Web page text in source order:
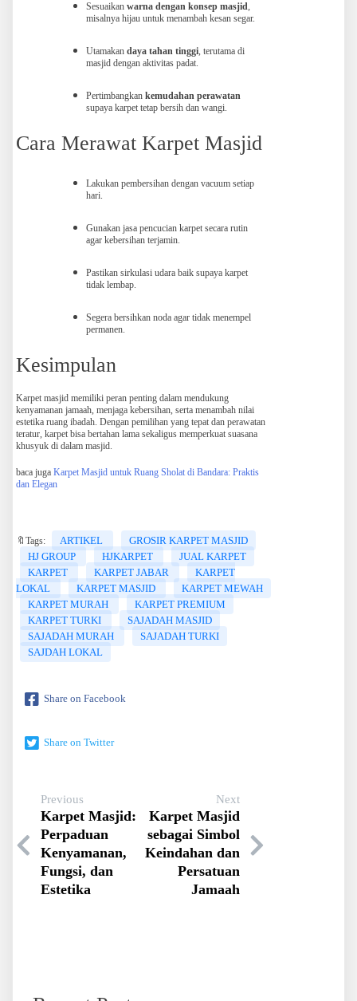
Sesuaikan warna dengan konsep masjid,
misalnya hijau untuk menambah kesan segar.
Utamakan daya tahan tinggi, terutama di
masjid dengan aktivitas padat.
Pertimbangkan kemudahan perawatan
supaya karpet tetap bersih dan wangi.
Cara Merawat Karpet Masjid
Lakukan pembersihan dengan vacuum setiap
hari.
Gunakan jasa pencucian karpet secara rutin
agar kebersihan terjamin.
Pastikan sirkulasi udara baik supaya karpet
tidak lembap.
Segera bersihkan noda agar tidak menempel
permanen.
Kesimpulan
Karpet masjid memiliki peran penting dalam mendukung
kenyamanan jamaah, menjaga kebersihan, serta menambah nilai
estetika ruang ibadah. Dengan pemilihan yang tepat dan perawatan
teratur, karpet bisa bertahan lama sekaligus memperkuat suasana
khusyuk di dalam masjid.
baca juga Karpet Masjid untuk Ruang Sholat di Bandara: Praktis
dan Elegan
🔖Tags: ARTIKEL
GROSIR KARPET MASJID
HJ GROUP
HJKARPET
JUAL KARPET
KARPET
KARPET JABAR
KARPET
LOKAL
KARPET MASJID
KARPET MEWAH
KARPET MURAH
KARPET PREMIUM
KARPET TURKI
SAJADAH MASJID
SAJADAH MURAH
SAJADAH TURKI
SAJDAH LOKAL
Share on Facebook
Share on Twitter
Previous
Karpet Masjid:
Perpaduan
Kenyamanan,
Fungsi, dan
Estetika
Next
Karpet Masjid
sebagai Simbol
Keindahan dan
Persatuan
Jamaah